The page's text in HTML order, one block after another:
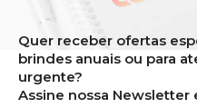
Quer receber ofertas
brindes anuais ou para
urgente?
Assine nossa Newsletter